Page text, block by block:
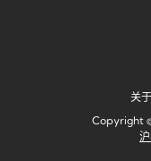
关
Copyright